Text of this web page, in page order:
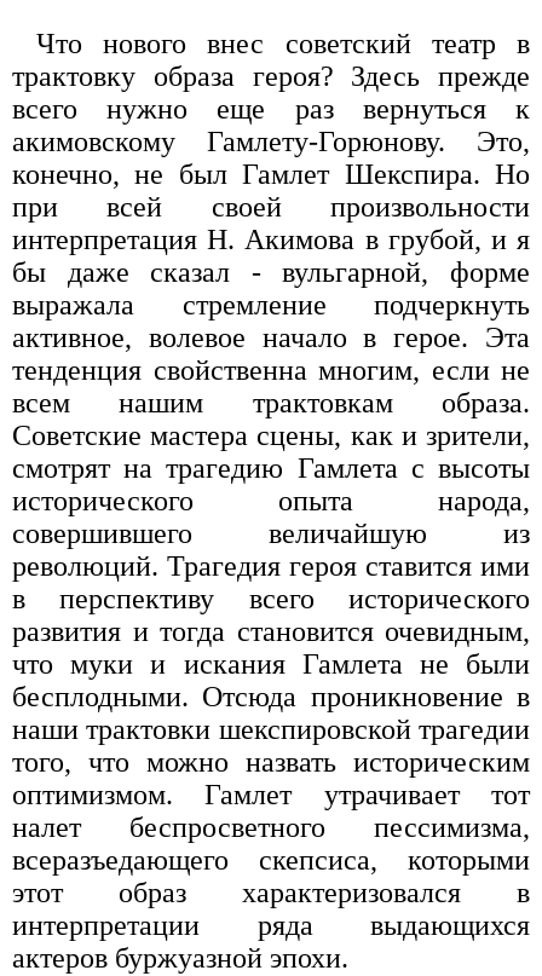
Что нового внес советский театр в
трактовку образа героя? Здесь прежде
всего нужно еще раз вернуться к
акимовскому Гамлету-Горюнову. Это,
конечно, не был Гамлет Шекспира. Но
при всей своей произвольности
интерпретация Н. Акимова в грубой, и я
бы даже сказал - вульгарной, форме
выражала стремление подчеркнуть
активное, волевое начало в герое. Эта
тенденция свойственна многим, если не
всем нашим трактовкам образа.
Советские мастера сцены, как и зрители,
смотрят на трагедию Гамлета с высоты
исторического опыта народа,
совершившего величайшую из
революций. Трагедия героя ставится ими
в перспективу всего исторического
развития и тогда становится очевидным,
что муки и искания Гамлета не были
бесплодными. Отсюда проникновение в
наши трактовки шекспировской трагедии
того, что можно назвать историческим
оптимизмом. Гамлет утрачивает тот
налет беспросветного пессимизма,
всеразъедающего скепсиса, которыми
этот образ характеризовался в
интерпретации ряда выдающихся
актеров буржуазной эпохи.